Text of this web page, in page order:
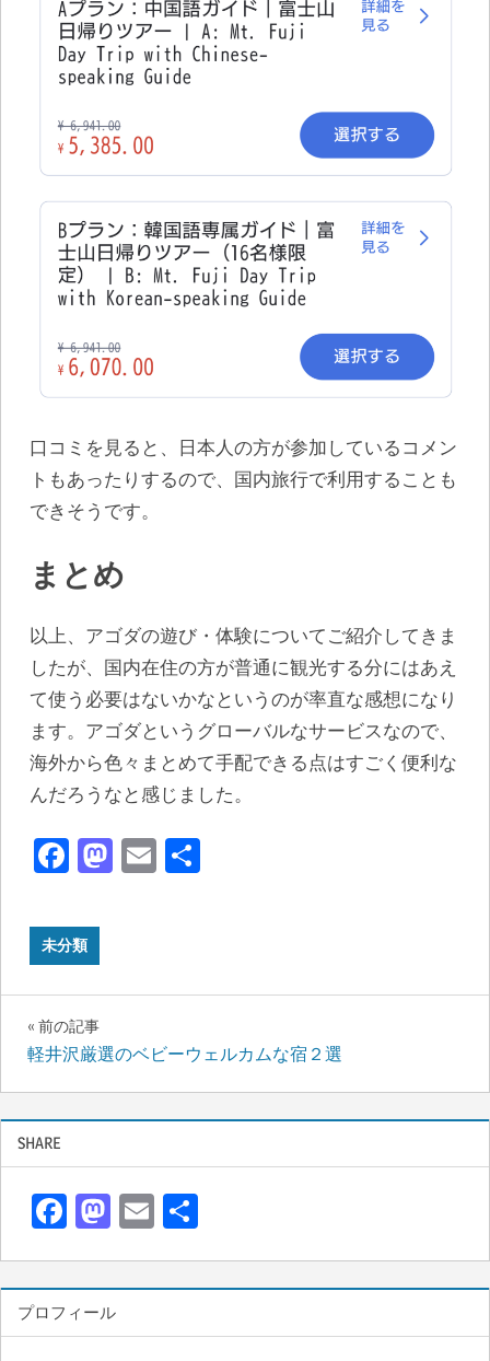
口コミを見ると、日本人の方が参加しているコメン
トもあったりするので、国内旅行で利用することも
できそうです。
まとめ
以上、アゴダの遊び・体験についてご紹介してきま
したが、国内在住の方が普通に観光する分にはあえ
て使う必要はないかなというのが率直な感想になり
ます。アゴダというグローバルなサービスなので、
海外から色々まとめて手配できる点はすごく便利な
んだろうなと感じました。
Facebook
Mastodon
Email
共
未分類
投
ナ
ビ
ゲ
シ
ョ
前の記事
軽井沢厳選のベビーウェルカムな宿２選
SHARE
F
e
b
o
M
to
d
o
E
ail
プロフィール